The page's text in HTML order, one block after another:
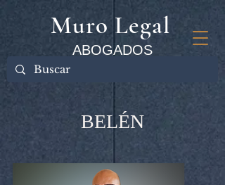
Muro Legal
ABOGADOS
BELÉN